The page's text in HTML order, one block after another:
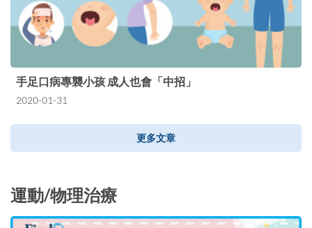
手足口病專襲小孩 成人也會「中招」
2020-01-31
更多文章
運動/物理治療